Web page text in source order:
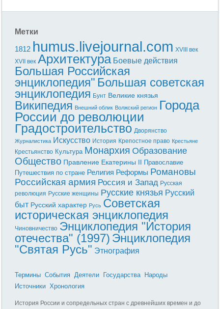
Метки
1812 humus.livejournal.com XVIII век
XVII век Архитектура Боевые действия
Большая Российская
энциклопедия" Большая советская
энциклопедия Бунт Великие князья
Википедия Внешний облик Волжский регион Города
России до революции
Градостроительство Дворянство
Журналистика Искусство История Крепостное право Крестьяне
Крестьянство Культура Монархия Образование
Общество Правление Екатерины II Православие
Путешествия по стране Религия Реформы Романовы
Российская армия Россия и Запад Русская
революция Русские женщины Русские князья Русский
быт Русский характер Русь Советская
историческая энциклопедия
Чиновничество Энциклопедия "История
отечества" (1997) Энциклопедия
"Святая Русь" Этнография
Термины События Деятели Государства
Народы
Источники Хронология
История России и сопредельных стран с древнейших времен и до